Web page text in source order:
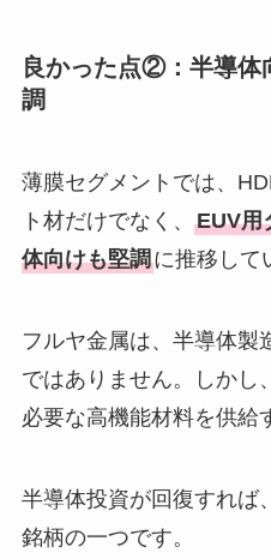
良かった点②：半導体
調
薄膜セグメントでは、
ト材だけでなく、 EUV用
体向けも堅調に推移して
フルヤ金属は、半導体製
ではありません。しかし
必要な高機能材料を供給
半導体投資が回復すれば
銘柄の一つです。